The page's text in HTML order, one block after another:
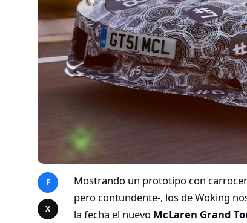
F
X
Mostrando un prototipo con
pero contundente-, los de Woking
la fecha el nuevo McLaren Grand